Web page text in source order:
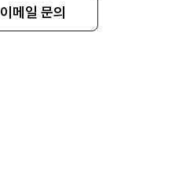
이메일 문의